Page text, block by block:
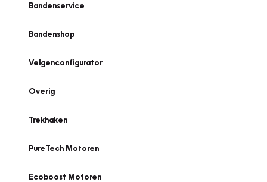
Bandenservice
Bandenshop
Velgenconfigurator
Overig
Trekhaken
PureTech Motoren
Ecoboost Motoren